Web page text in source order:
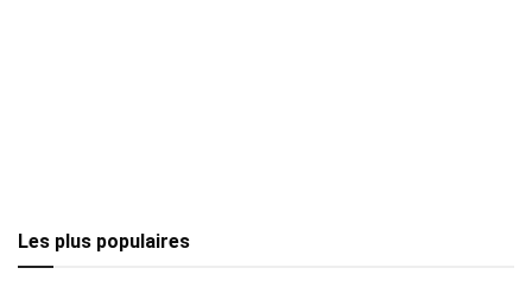
Les plus populaires